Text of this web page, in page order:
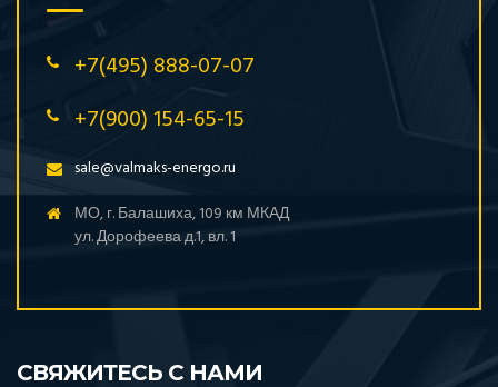
+7(495) 888-07-07
+7(900) 154-65-15
sale@valmaks-energo.ru
МО, г. Балашиха, 109 км МКАД
ул. Дорофеева д.1, вл. 1
СВЯЖИТЕСЬ С НАМИ